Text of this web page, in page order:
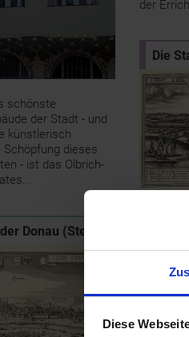
Diese
schönste
der Stadt - und
künstlerisch
dieses
- ist das Olbrich-
der
Die
und
Stät der
der
Donau (Stein)